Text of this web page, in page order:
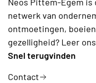
netwerk van
ontmoetingen,
gezelligheid? Leer
Snel terugvinden
Contact